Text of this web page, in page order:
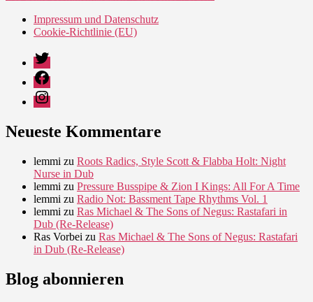
Impressum und Datenschutz
Cookie-Richtlinie (EU)
Twitter
Facebook
Instagram
Neueste Kommentare
lemmi zu Roots Radics, Style Scott & Flabba Holt: Night
Nurse in Dub
lemmi zu Pressure Busspipe & Zion I Kings: All For A Time
lemmi zu Radio Not: Bassment Tape Rhythms Vol. 1
lemmi zu Ras Michael & The Sons of Negus: Rastafari in
Dub (Re-Release)
Ras Vorbei zu Ras Michael & The Sons of Negus: Rastafari
in Dub (Re-Release)
Blog abonnieren